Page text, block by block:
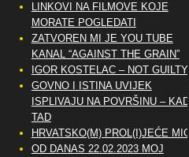
LINKOVI NA FILMOVE KOJE
MORATE POGLEDATI
ZATVOREN MI JE YOU TUBE
KANAL “AGAINST THE GRAIN”
IGOR KOSTELAC – NOT GUILTY
GOVNO I ISTINA UVIJEK
ISPLIVAJU NA POVRŠINU – KAD
TAD
HRVATSKO(M) PROL(I)JEĆE MIG
OD DANAS 22.02.2023 MOJ